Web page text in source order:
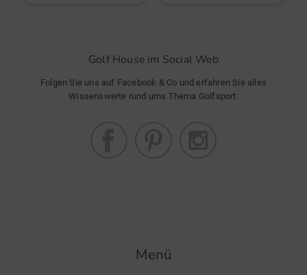
Golf House im Social Web
Folgen Sie uns auf Facebook & Co und erfahren Sie alles
Wissenswerte rund ums Thema Golfsport.
Menü